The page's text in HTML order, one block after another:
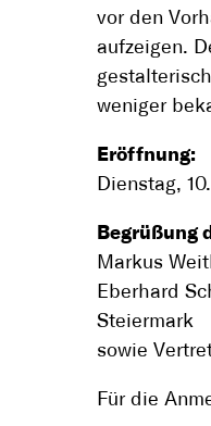
vor den
aufzeigen.
weniger
Eröffnung:
Dienstag,
Begrüßung
Markus
Eberhard
Steiermark
sowie
Für die